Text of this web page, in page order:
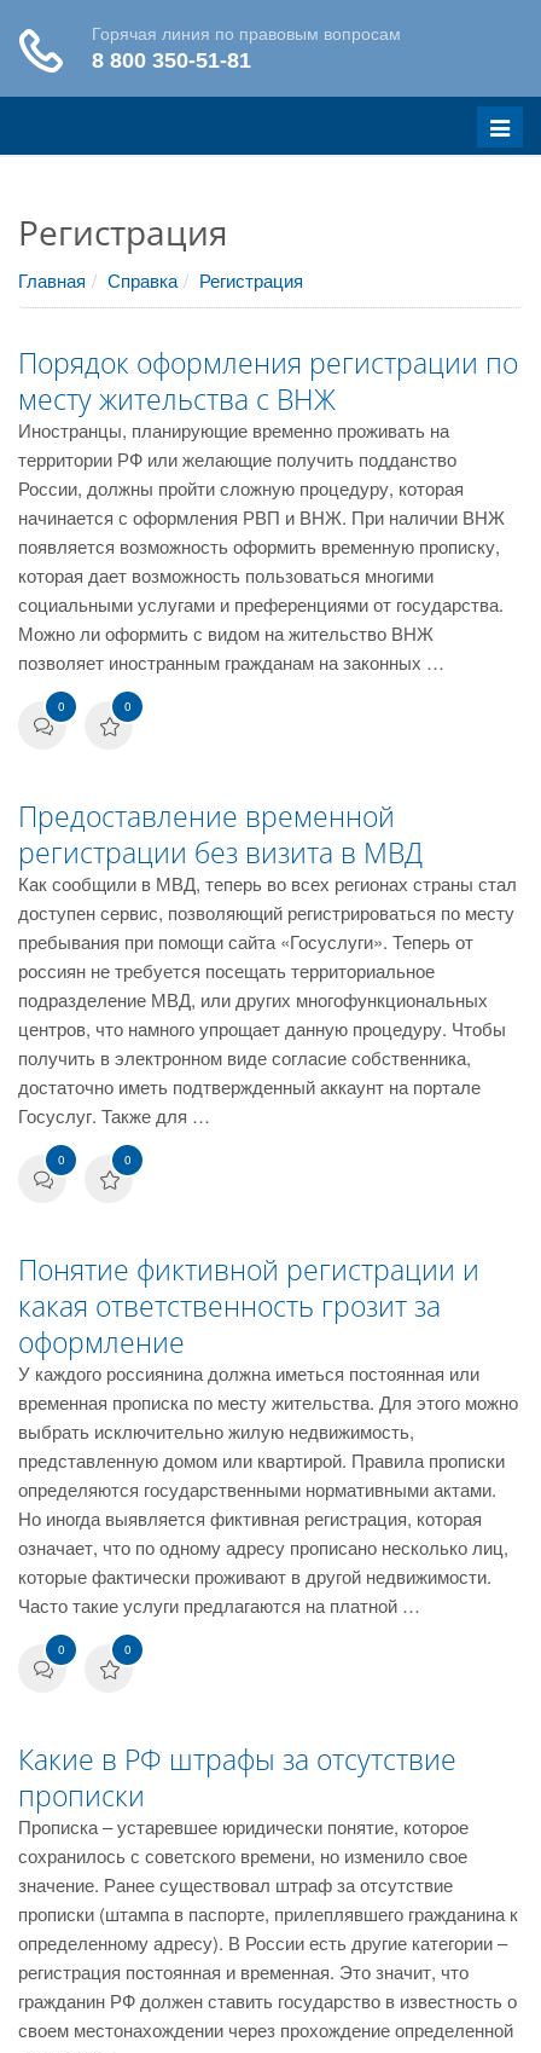
Меню
Регистрация
Главная Справка Регистрация
Порядок оформления регистрации по
месту жительства с ВНЖ
Иностранцы, планирующие временно проживать на
территории РФ или желающие получить подданство
России, должны пройти сложную процедуру, которая
начинается с оформления РВП и ВНЖ. При наличии ВНЖ
появляется возможность оформить временную прописку,
которая дает возможность пользоваться многими
социальными услугами и преференциями от государства.
Можно ли оформить с видом на жительство ВНЖ
позволяет иностранным гражданам на законных …
0 0
Предоставление временной
регистрации без визита в МВД
Как сообщили в МВД, теперь во всех регионах страны стал
доступен сервис, позволяющий регистрироваться по месту
пребывания при помощи сайта «Госуслуги». Теперь от
россиян не требуется посещать территориальное
подразделение МВД, или других многофункциональных
центров, что намного упрощает данную процедуру. Чтобы
получить в электронном виде согласие собственника,
достаточно иметь подтвержденный аккаунт на портале
Госуслуг. Также для …
0 0
Понятие фиктивной регистрации и
какая ответственность грозит за
оформление
У каждого россиянина должна иметься постоянная или
временная прописка по месту жительства. Для этого можно
выбрать исключительно жилую недвижимость,
представленную домом или квартирой. Правила прописки
определяются государственными нормативными актами.
Но иногда выявляется фиктивная регистрация, которая
означает, что по одному адресу прописано несколько лиц,
которые фактически проживают в другой недвижимости.
Часто такие услуги предлагаются на платной …
0 0
Какие в РФ штрафы за отсутствие
прописки
Прописка – устаревшее юридически понятие, которое
сохранилось с советского времени, но изменило свое
значение. Ранее существовал штраф за отсутствие
прописки (штампа в паспорте, прилеплявшего гражданина к
определенному адресу). В России есть другие категории –
регистрация постоянная и временная. Это значит, что
гражданин РФ должен ставить государство в известность о
своем местонахождении через прохождение определенной